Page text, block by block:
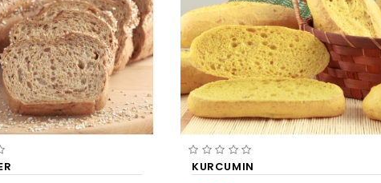
KURCUMIN